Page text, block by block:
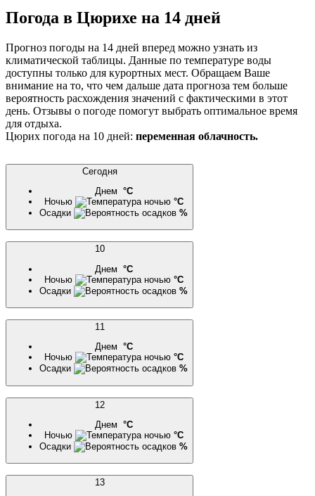
Погода в Цюрихе на 14 дней
Прогноз погоды на 14 дней вперед можно узнать из
климатической таблицы. Данные по температуре воды
доступны только для курортных мест. Обращаем Ваше
внимание на то, что чем дальше дата прогноза тем больше
вероятность расхождения значений с фактическими в этот
день. Отзывы о погоде помогут выбрать оптимальное время
для отдыха.
Цюрих погода на 10 дней: переменная облачность.
Сегодня
Днем °C
Ночью
°C
Осадки
%
10
Днем °C
Ночью
°C
Осадки
%
11
Днем °C
Ночью
°C
Осадки
%
12
Днем °C
Ночью
°C
Осадки
%
13